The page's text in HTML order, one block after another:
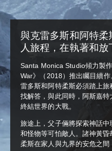
與克雷多斯和阿特
人旅程，在執著和放
Santa Monica Studio傾力製
War》（2018）推出矚目續
雷多斯和阿特柔斯必須踏上
找解答，與此同時，阿斯嘉
終結世界的大戰。
旅途上，父子倆將探索神話
和怪物等可怕敵人。諸神黃
柔斯在家人與九界的安危之間